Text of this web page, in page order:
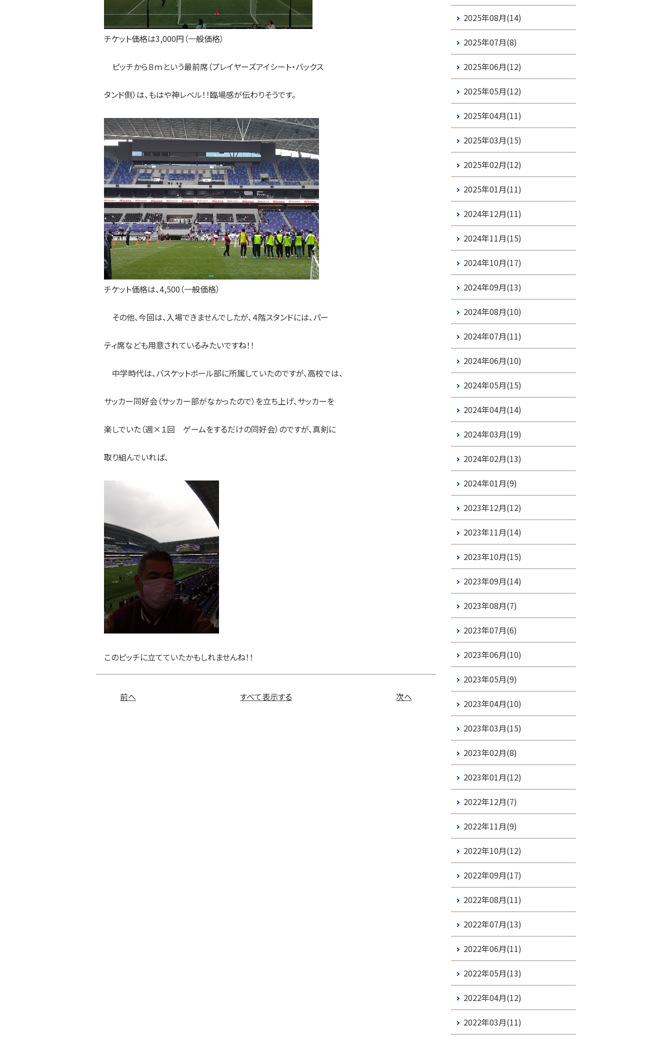
チケット価格は3,000円（一般価格）
ピッチから８ｍという最前席（プレイヤーズアイシート・バックス
タンド側）は、もはや神レベル！！臨場感が伝わりそうです。
チケット価格は、4,500（一般価格）
その他、今回は、入場できませんでしたが、４階スタンドには、パー
ティ席なども用意されているみたいですね！！
中学時代は、バスケットボール部に所属していたのですが、高校では、
サッカー同好会（サッカー部がなかったので）を立ち上げ、サッカーを
楽しでいた（週×１回 ゲームをするだけの同好会）のですが、真剣に
取り組んでいれば、
このピッチに立てていたかもしれませんね！！
前へ すべて表示する 次へ
2025年08月(14)
2025年07月(8)
2025年06月(12)
2025年05月(12)
2025年04月(11)
2025年03月(15)
2025年02月(12)
2025年01月(11)
2024年12月(11)
2024年11月(15)
2024年10月(17)
2024年09月(13)
2024年08月(10)
2024年07月(11)
2024年06月(10)
2024年05月(15)
2024年04月(14)
2024年03月(19)
2024年02月(13)
2024年01月(9)
2023年12月(12)
2023年11月(14)
2023年10月(15)
2023年09月(14)
2023年08月(7)
2023年07月(6)
2023年06月(10)
2023年05月(9)
2023年04月(10)
2023年03月(15)
2023年02月(8)
2023年01月(12)
2022年12月(7)
2022年11月(9)
2022年10月(12)
2022年09月(17)
2022年08月(11)
2022年07月(13)
2022年06月(11)
2022年05月(13)
2022年04月(12)
2022年03月(11)